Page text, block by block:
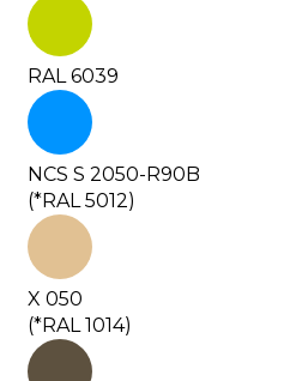
RAL 6039
NCS S 2050-R90B
(*RAL 5012)
X 050
(*RAL 1014)